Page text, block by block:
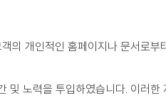
의 개인적인 홈페이지나 문서로부
및 노력을 투입하였습니다. 이러한